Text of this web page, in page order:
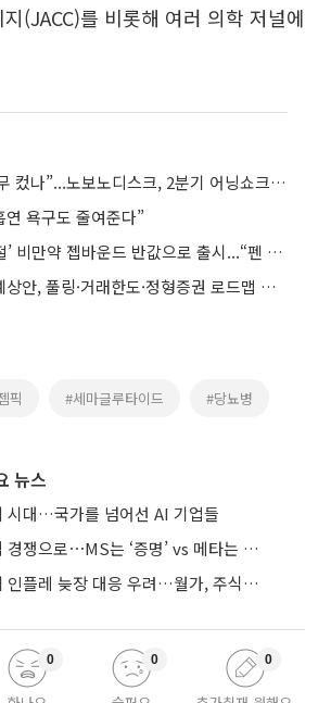
(JACC)를 비롯해 여러 의학 저널에
“위고비 기대 너무 컸나”...노보노디스크, 2분기 어닝쇼크에 주가 5% 하락
연 욕구도 줄여준다”
일라이릴리, ‘품절’ 비만약 젭바운드 반값으로 출시...“펜 아닌 주사 약병 형태”
STO 하위법규 예상안, 풀링·거래한도·정형증권 로드맵 제시
픽 #세마글루타이드 #당뇨병
뉴스
시대…국가를 넘어선 AI 기업들
AI 투자에서 수익 경쟁으로⋯MS는 ‘증명’ vs 메타는 ‘숙제’
연준 금리 동결에 인플레 늦장 대응 우려…월가, 주식도 채권도 던졌다
0 0 0